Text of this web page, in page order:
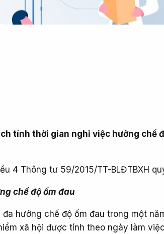
tính thời gian nghỉ việc hưởng chế
4 Thông tư 59/2015/TT-BLĐTBXH
chế độ ốm đau
đa hưởng chế độ ốm đau trong một
xã hội được tính theo ngày làm